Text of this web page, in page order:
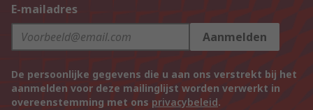
E-mailadres
Aanmelden
De persoonlijke gegevens die u aan ons verstrekt bij het
aanmelden voor deze mailinglijst worden verwerkt in
overeenstemming met ons privacybeleid.